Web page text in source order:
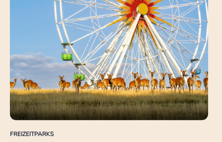
FREIZEITPARKS